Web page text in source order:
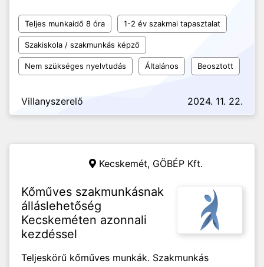
Teljes munkaidő 8 óra 1-2 év szakmai tapasztalat
Szakiskola / szakmunkás képző
Nem szükséges nyelvtudás Általános Beosztott
Villanyszerelő 2024. 11. 22.
Kecskemét, GÖBÉP Kft.
Kőműves szakmunkásnak
álláslehetőség
Kecskeméten azonnali
kezdéssel
Teljeskörű kőműves munkák. Szakmunkás